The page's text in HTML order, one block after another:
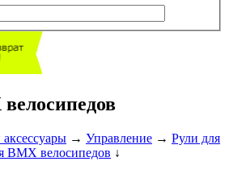
→ Управление → Рули для
BMX велосипедов ↓